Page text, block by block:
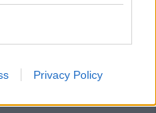
Privacy Policy